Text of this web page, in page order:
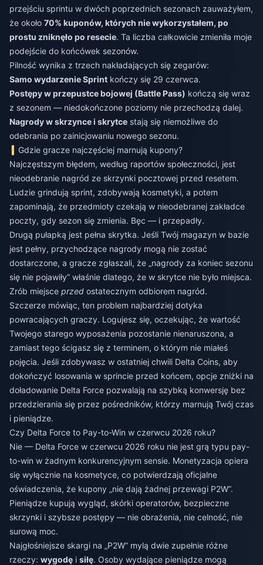
przejściu sprintu w dwóch poprzednich sezonach zauważyłem,
że około 70% kuponów, których nie wykorzystałem, po
prostu zniknęło po resecie. Ta liczba całkowicie zmieniła moje
podejście do końcówek sezonów.
Pilność wynika z trzech nakładających się zegarów:
Samo wydarzenie Sprint kończy się 29 czerwca.
Postępy w przepustce bojowej (Battle Pass) kończą się wraz
z sezonem — niedokończone poziomy nie przechodzą dalej.
Nagrody w skrzynce i skrytce stają się niemożliwe do
odebrania po zainicjowaniu nowego sezonu.
Gdzie gracze najczęściej marnują kupony?
Najczęstszym błędem, według raportów społeczności, jest
nieodebranie nagród ze skrzynki pocztowej przed resetem.
Ludzie grindują sprint, zdobywają kosmetyki, a potem
zapominają, że przedmioty czekają w nieodebranej zakładce
poczty, gdy sezon się zmienia. Bęc — i przepadły.
Drugą pułapką jest pełna skrytka. Jeśli Twój magazyn w bazie
jest pełny, przychodzące nagrody mogą nie zostać
dostarczone, a gracze zgłaszali, że „nagrody za koniec sezonu
się nie pojawiły” właśnie dlatego, że w skrytce nie było miejsca.
Zrób miejsce przed ostatecznym odbiorem nagród.
Szczerze mówiąc, ten problem najbardziej dotyka
powracających graczy. Logujesz się, oczekując, że wartość
Twojego starego wyposażenia pozostanie nienaruszona, a
zamiast tego ścigasz się z terminem, o którym nie miałeś
pojęcia. Jeśli zdobywasz w ostatniej chwili Delta Coins, aby
dokończyć losowania w sprincie przed końcem, opcje zniżki na
doładowanie Delta Force pozwalają na szybką konwersję bez
przedzierania się przez pośredników, którzy marnują Twój czas
i pieniądze.
Czy Delta Force to Pay-to-Win w czerwcu 2026 roku?
Nie — Delta Force w czerwcu 2026 roku nie jest grą typu pay-
to-win w żadnym konkurencyjnym sensie. Monetyzacja opiera
się wyłącznie na kosmetyce, co potwierdzają oficjalne
oświadczenia, że kupony „nie dają żadnej przewagi P2W”.
Pieniądze kupują wygląd, skórki operatorów, bezpieczne
skrzynki i szybsze postępy — nie obrażenia, nie celność, nie
surową moc.
Najgłośniejsze skargi na „P2W” mylą dwie zupełnie różne
rzeczy: wygodę i siłę. Osoby wydające pieniądze mogą